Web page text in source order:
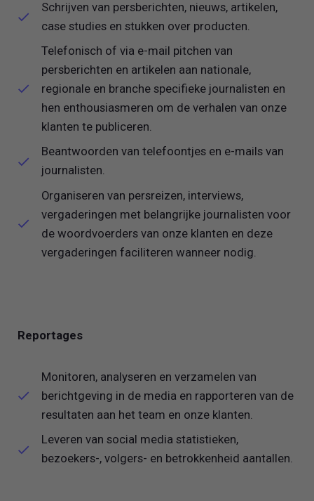
Schrijven van persberichten, nieuws, artikelen,
case studies en stukken over producten.
Telefonisch of via e-mail pitchen van
persberichten en artikelen aan nationale,
regionale en branche specifieke journalisten en
hen enthousiasmeren om de verhalen van onze
klanten te publiceren.
Beantwoorden van telefoontjes en e-mails van
journalisten.
Organiseren van persreizen, interviews,
vergaderingen met belangrijke journalisten voor
de woordvoerders van onze klanten en deze
vergaderingen faciliteren wanneer nodig.
Reportages
Monitoren, analyseren en verzamelen van
berichtgeving in de media en rapporteren van de
resultaten aan het team en onze klanten.
Leveren van social media statistieken,
bezoekers-, volgers- en betrokkenheid aantallen.